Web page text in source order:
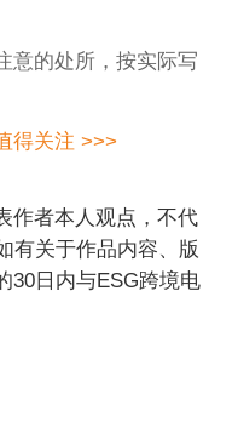
意的处所，按实际写
得关注 >>>
作者本人观点，不代
有关于作品内容、版
30日内与ESG跨境电